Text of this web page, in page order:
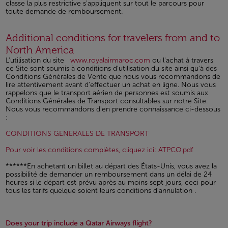
classe la plus restrictive s'appliquent sur tout le parcours pour
toute demande de remboursement.
Open in a new window
Additional conditions for travelers from and to
North America
L'utilisation du site www.royalairmaroc.com ou l'achat à travers
ce Site sont soumis à conditions d'utilisation du site ainsi qu'à des
Conditions Générales de Vente que nous vous recommandons de
lire attentivement avant d'effectuer un achat en ligne. Nous vous
rappelons que le transport aérien de personnes est soumis aux
Conditions Générales de Transport consultables sur notre Site.
Nous vous recommandons d'en prendre connaissance ci-dessous
:
CONDITIONS GENERALES DE TRANSPORTOpen in a new window
Pour voir les conditions complètes, cliquez ici: ATPCO.pdfOpen in a
******En achetant un billet au départ des États-Unis, vous avez la
possibilité de demander un remboursement dans un délai de 24
heures si le départ est prévu après au moins sept jours, ceci pour
tous les tarifs quelque soient leurs conditions d'annulation .
Does your trip include a Qatar Airways flight?